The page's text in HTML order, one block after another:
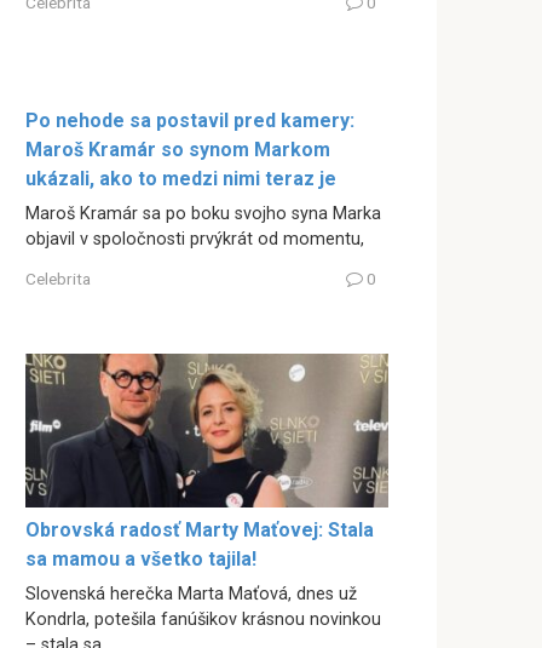
Po nehode sa postavil pred kamery:
Maroš Kramár so synom Markom
ukázali, ako to medzi nimi teraz je
Maroš Kramár sa po boku svojho syna Marka
objavil v spoločnosti prvýkrát od momentu,
Celebrita 0
Obrovská radosť Marty Maťovej: Stala
sa mamou a všetko tajila!
Slovenská herečka Marta Maťová, dnes už
Kondrla, potešila fanúšikov krásnou novinkou